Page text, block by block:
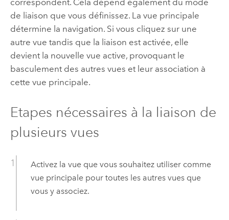
de liaison que vous définissez. La vue principale
détermine la navigation. Si vous cliquez sur une
autre vue tandis que la liaison est activée, elle
devient la nouvelle vue active, provoquant le
basculement des autres vues et leur association à
cette vue principale.
Etapes nécessaires à la liaison de
plusieurs vues
Activez la vue que vous souhaitez utiliser comme
vue principale pour toutes les autres vues que
vous y associez.